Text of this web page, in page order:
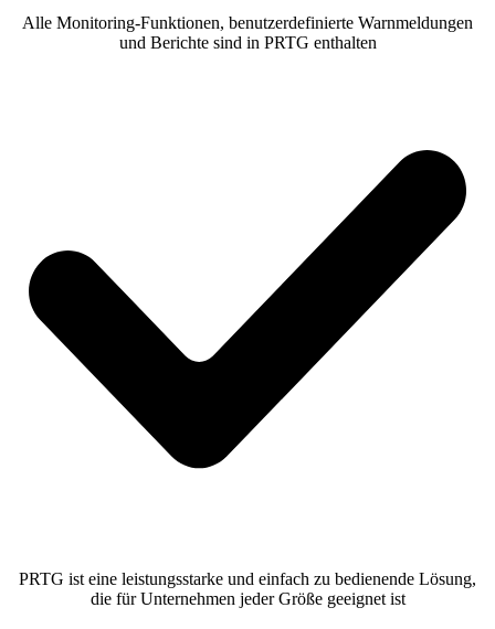
Alle Monitoring-Funktionen, benutzerdefinierte Warnmeldungen
und Berichte sind in PRTG enthalten
PRTG ist eine leistungsstarke und einfach zu bedienende Lösung,
die für Unternehmen jeder Größe geeignet ist